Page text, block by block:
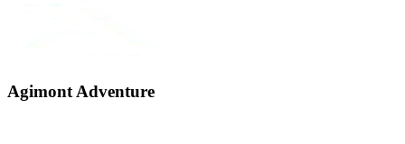
Agimont Adventure